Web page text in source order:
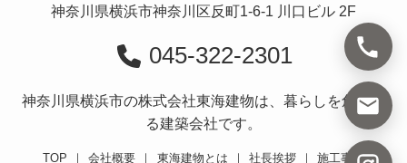
神奈川県横浜市神奈川区反町1-6-1 川口ビル 2F
045-322-2301
神奈川県横浜市の株式会社東海建物は、暮らしを創造す
る建築会社です。
TOP ｜ 会社概要 ｜ 東海建物とは ｜ 社長挨拶 ｜ 施工事例